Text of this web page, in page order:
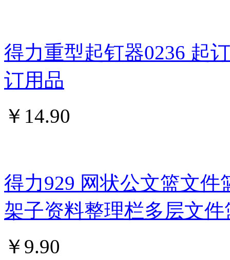
得力重型起钉器0236 起
订用品
￥ 14.90
得力929 网状公文篮文
架子资料整理栏多层文件
￥ 9.90